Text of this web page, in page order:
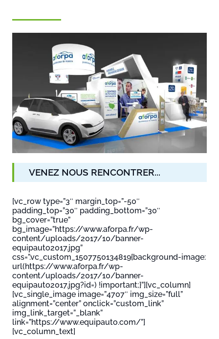
VENEZ NOUS RENCONTRER...
[vc_row type=”3″ margin_top=”-50″
padding_top=”30″ padding_bottom=”30″
bg_cover=”true”
bg_image=”https://www.aforpa.fr/wp-
content/uploads/2017/10/banner-
equipauto2017.jpg”
css=”.vc_custom_1507750134819{background-image:
url(https://www.aforpa.fr/wp-
content/uploads/2017/10/banner-
equipauto2017.jpg?id=) !important;}”][vc_column]
[vc_single_image image=”4707″ img_size=”full”
alignment=”center” onclick=”custom_link”
img_link_target=”_blank”
link=”https://www.equipauto.com/”]
[vc_column_text]